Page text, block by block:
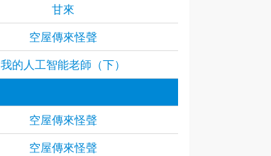
甘來
空屋傳來怪聲
我的人工智能老師（下）
空屋傳來怪聲
空屋傳來怪聲